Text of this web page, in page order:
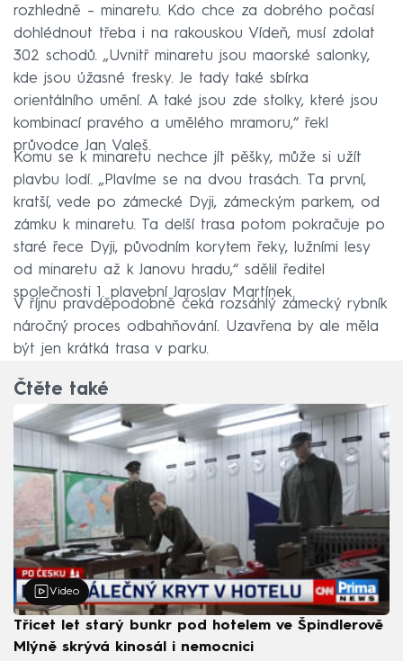
rozhledně – minaretu. Kdo chce za dobrého počasí
dohlédnout třeba i na rakouskou Vídeň, musí zdolat
302 schodů. „Uvnitř minaretu jsou maorské salonky,
kde jsou úžasné fresky. Je tady také sbírka
orientálního umění. A také jsou zde stolky, které jsou
kombinací pravého a umělého mramoru,“ řekl
průvodce Jan Valeš.
Komu se k minaretu nechce jít pěšky, může si užít
plavbu lodí. „Plavíme se na dvou trasách. Ta první,
kratší, vede po zámecké Dyji, zámeckým parkem, od
zámku k minaretu. Ta delší trasa potom pokračuje po
staré řece Dyji, původním korytem řeky, lužními lesy
od minaretu až k Janovu hradu,“ sdělil ředitel
společnosti 1. plavební Jaroslav Martínek.
V říjnu pravděpodobně čeká rozsáhlý zámecký rybník
náročný proces odbahňování. Uzavřena by ale měla
být jen krátká trasa v parku.
Čtěte také
Video
Třicet let starý bunkr pod hotelem ve Špindlerově
Mlýně skrývá kinosál i nemocnici